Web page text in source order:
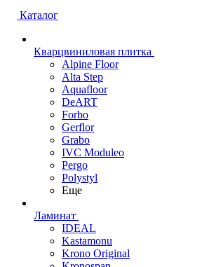
Каталог
Кварцвиниловая плитка
Alpine Floor
Alta Step
Aquafloor
DeART
Forbo
Gerflor
Grabo
IVC Moduleo
Pergo
Polystyl
Еще
Ламинат
IDEAL
Kastamonu
Krono Original